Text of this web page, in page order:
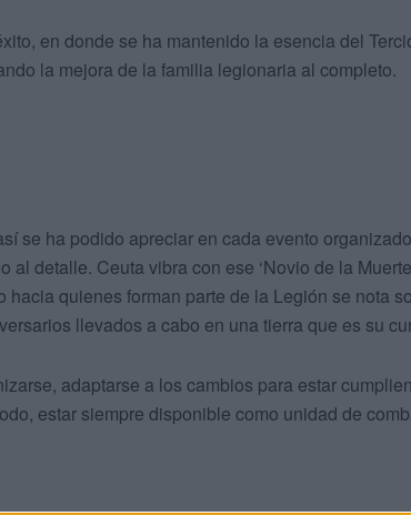
en donde se ha mantenido la esencia del
la mejora de la familia legionaria al completo.
se ha podido apreciar en cada evento
al detalle. Ceuta vibra con ese ‘Novio de la
hacia quienes forman parte de la Legión se nota
llevados a cabo en una tierra que es su
adaptarse a los cambios para estar
estar siempre disponible como unidad de